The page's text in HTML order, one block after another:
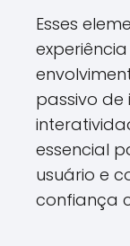
Esses
passivo de
essencial
usuário e
confiança